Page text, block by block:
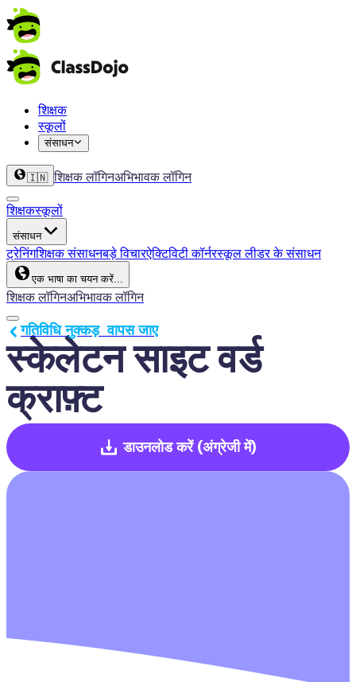
शिक्षक
स्कूलों
संसाधन
🇮🇳 शिक्षक लॉगिनअभिभावक लॉगिन
शिक्षकस्कूलों
संसाधन
ट्रेनिंगशिक्षक संसाधनबड़े विचारऐक्टिविटी कॉर्नरस्कूल लीडर के संसाधन
एक भाषा का चयन करें...
शिक्षक लॉगिनअभिभावक लॉगिन
स्केलेटन साइट वर्ड
क्राफ़्ट
गतिविधि नुक्कड़  वापस जाए
डाउनलोड करें (अंग्रेजी में)